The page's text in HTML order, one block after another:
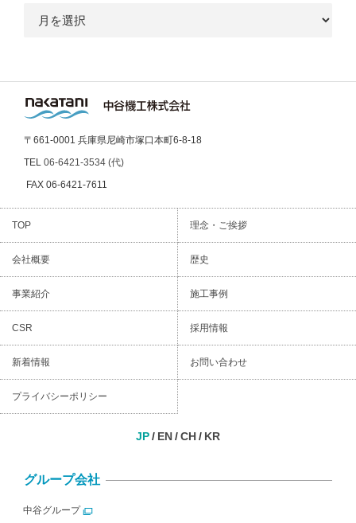
〒661-0001 兵庫県尼崎市塚口本町6-8-18
TEL 06-6421-3534 (代)
FAX 06-6421-7611
TOP 理念・ご挨拶
会社概要 歴史
事業紹介 施工事例
CSR 採用情報
新着情報 お問い合わせ
プライバシーポリシー
JP EN CH KR
グループ会社
中谷グループ